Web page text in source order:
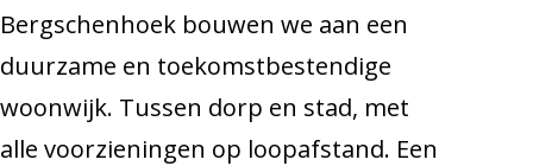
Bergschenhoek bouwen we aan een
duurzame en toekomstbestendige
woonwijk. Tussen dorp en stad, met
alle voorzieningen op loopafstand. Een